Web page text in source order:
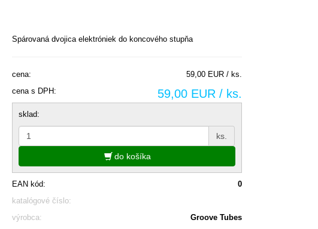
Spárovaná dvojica elektróniek do koncového stupňa
cena:
59,00 EUR / ks.
cena s DPH:
59,00 EUR / ks.
sklad:
ks.
do košíka
EAN kód:
0
katalógové číslo:
výrobca:
Groove Tubes